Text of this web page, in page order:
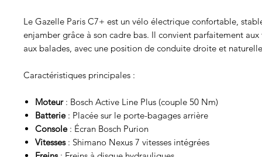
Le Gazelle Paris C7+ est un vélo électrique confortable,
enjamber grâce à son cadre bas. Il convient parfaitement
aux balades, avec une position de conduite droite et
Caractéristiques principales :
Moteur: Bosch Active Line Plus (couple 50 Nm)
Batterie: Placée sur le porte-bagages arrière
Console: Écran Bosch Purion
Vitesses: Shimano Nexus 7 vitesses intégrées